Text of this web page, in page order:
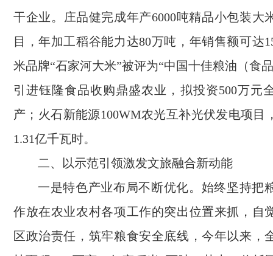
干企业。庄品健完成年产6000吨精品小包装大
目，年加工稻谷能力达80万吨，年销售额可达
米品牌“石家河大米”被评为“中国十佳粮油（食
引进钰隆食品收购鼎盛农业，拟投资500万元
产；火石新能源100WM农光互补光伏发电项目
1.31亿千瓦时。
二、以示范引领激发文旅融合新动能
一是特色产业布局不断优化。始终坚持把
作放在农业农村各项工作的突出位置来抓，自
区政治责任，筑牢粮食安全底线，今年以来，